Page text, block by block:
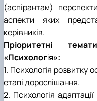
(аспірантам)
аспекти яких
керівників.
Пріоритетні
«Психологія»:
1. Психологія розвитку
етапі дорослішання.
2. Психологія